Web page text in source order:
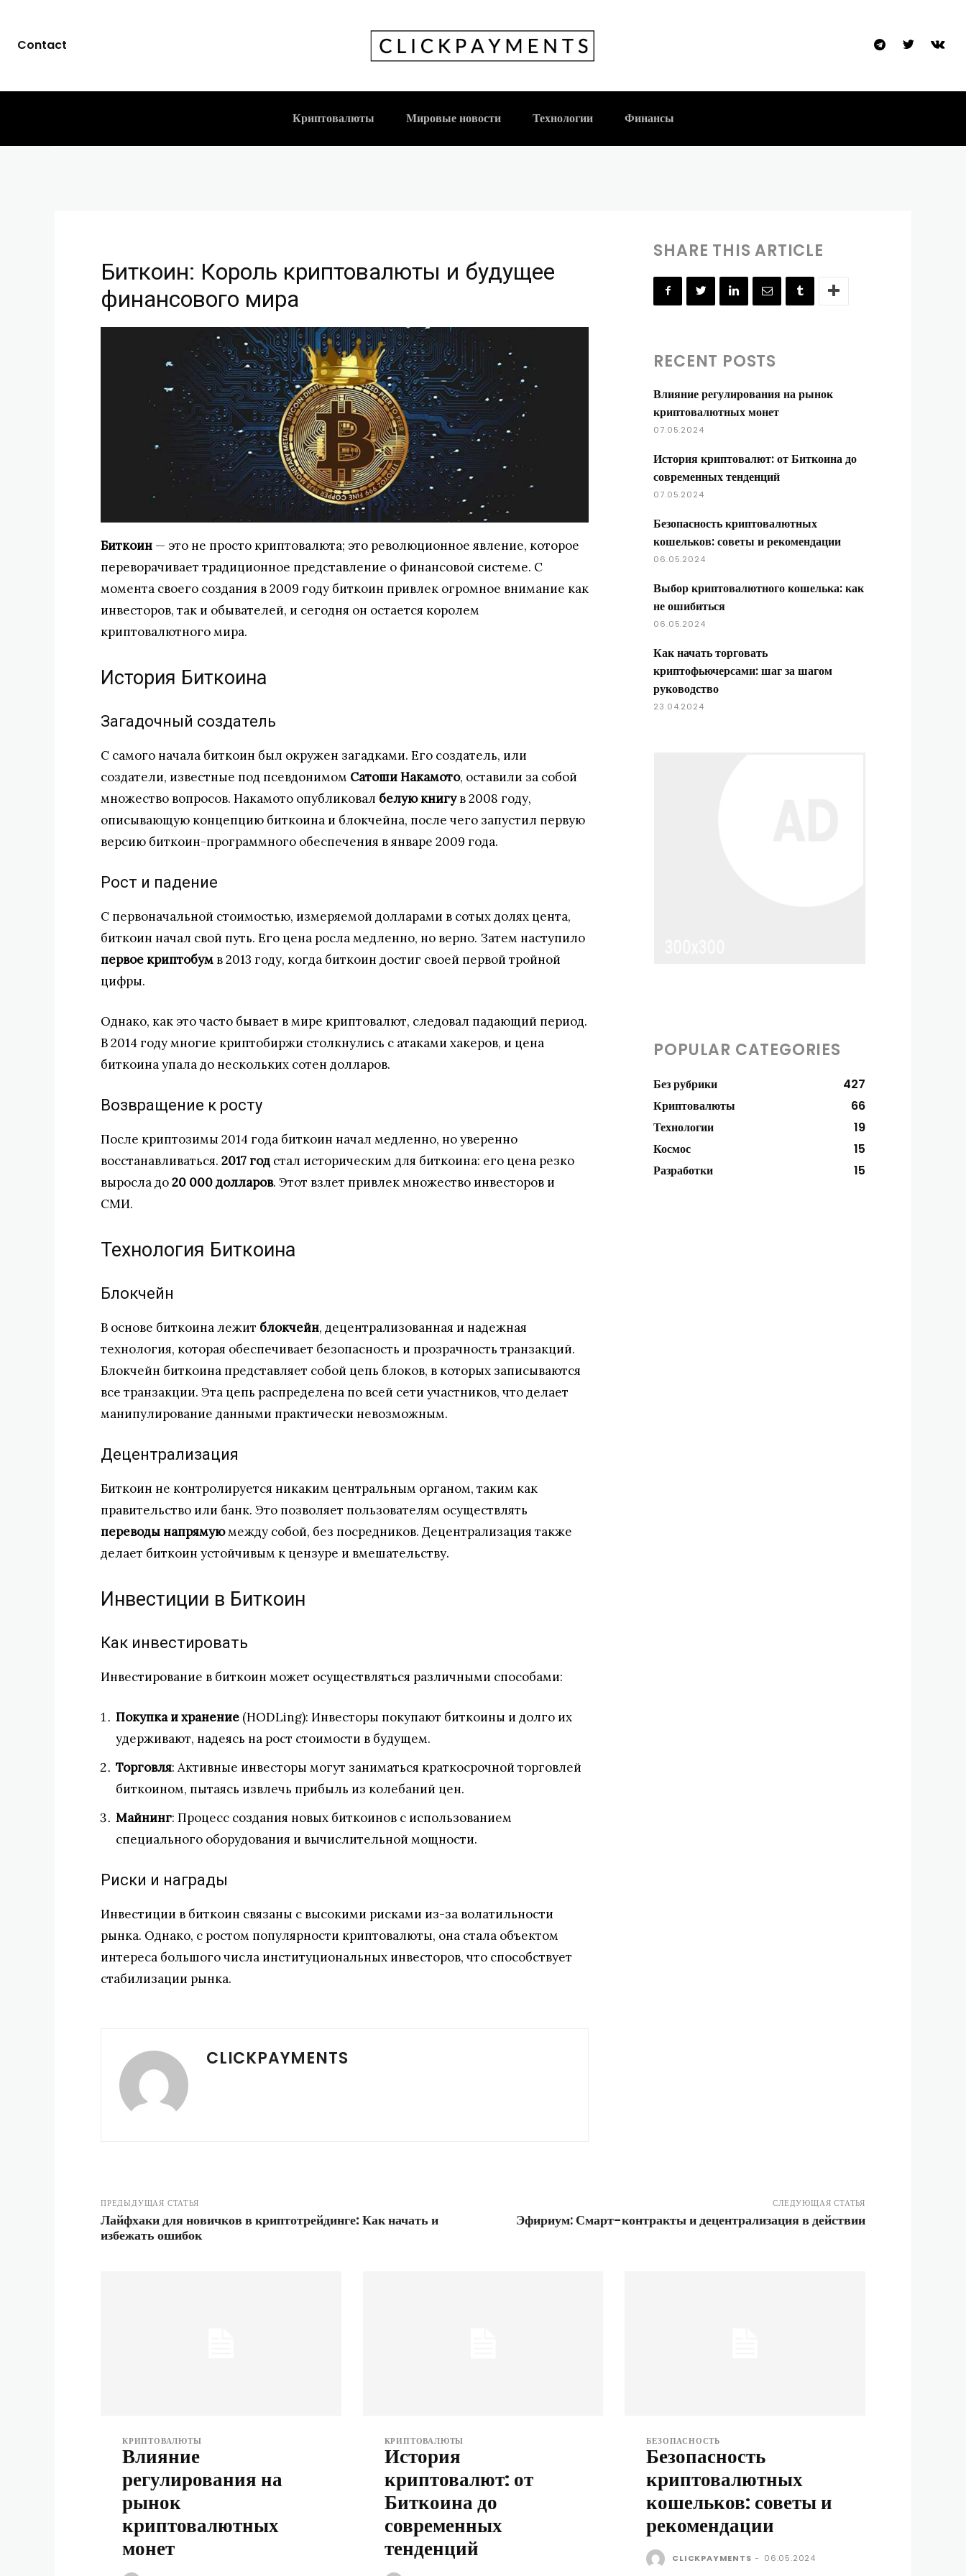
Contact
Криптовалюты Мировые новости Технологии Финансы
Биткоин: Король криптовалюты и будущее
финансового мира
Биткоин: Король криптовалюты и будущее
финансового мира
Биткоин — это не просто криптовалюта; это революционное явление, которое
переворачивает традиционное представление о финансовой системе. С
момента своего создания в 2009 году биткоин привлек огромное внимание как
инвесторов, так и обывателей, и сегодня он остается королем
криптовалютного мира.
История Биткоина
Загадочный создатель
С самого начала биткоин был окружен загадками. Его создатель, или
создатели, известные под псевдонимом Сатоши Накамото, оставили за собой
множество вопросов. Накамото опубликовал белую книгув 2008 году,
описывающую концепцию биткоина и блокчейна, после чего запустил первую
версию биткоин-программного обеспечения в январе 2009 года.
Рост и падение
С первоначальной стоимостью, измеряемой долларами в сотых долях цента,
биткоин начал свой путь. Его цена росла медленно, но верно. Затем наступило
первое криптобум в 2013 году, когда биткоин достиг своей первой тройной
цифры.
Однако, как это часто бывает в мире криптовалют, следовал падающий период.
В 2014 году многие криптобиржи столкнулись с атаками хакеров, и цена
биткоина упала до нескольких сотен долларов.
Возвращение к росту
После криптозимы 2014 года биткоин начал медленно, но уверенно
восстанавливаться. 2017 год стал историческим для биткоина: его цена резко
выросла до20 000 долларов. Этот взлет привлек множество инвесторов и
СМИ.
Технология Биткоина
Блокчейн
В основе биткоина лежит блокчейн, децентрализованная и надежная
технология, которая обеспечивает безопасность и прозрачность транзакций.
Блокчейн биткоина представляет собой цепь блоков, в которых записываются
все транзакции. Эта цепь распределена по всей сети участников, что делает
манипулирование данными практически невозможным.
Децентрализация
Биткоин не контролируется никаким центральным органом, таким как
правительство или банк. Это позволяет пользователям осуществлять
переводы напрямуюмежду собой, без посредников. Децентрализация также
делает биткоин устойчивым к цензуре и вмешательству.
Инвестиции в Биткоин
Как инвестировать
Инвестирование в биткоин может осуществляться различными способами:
Покупка и хранение (HODLing): Инвесторы покупают биткоины и долго их
удерживают, надеясь на рост стоимости в будущем.
Торговля: Активные инвесторы могут заниматься краткосрочной торговлей
биткоином, пытаясь извлечь прибыль из колебаний цен.
Майнинг: Процесс создания новых биткоинов с использованием
специального оборудования и вычислительной мощности.
Риски и награды
Инвестиции в биткоин связаны с высокими рисками из-за волатильности
рынка. Однако, с ростом популярности криптовалюты, она стала объектом
интереса большого числа институциональных инвесторов, что способствует
стабилизации рынка.
CLICKPAYMENTS
SHARE THIS ARTICLE
RECENT POSTS
Влияние регулирования на рынок
криптовалютных монет
07.05.2024
История криптовалют: от Биткоина до
современных тенденций
07.05.2024
Безопасность криптовалютных
кошельков: советы и рекомендации
06.05.2024
Выбор криптовалютного кошелька: как
не ошибиться
06.05.2024
Как начать торговать
криптофьючерсами: шаг за шагом
руководство
23.04.2024
POPULAR CATEGORIES
Без рубрики
427
Криптовалюты
66
Технологии
19
Космос
15
Разработки
15
ПРЕДЫДУЩАЯ СТАТЬЯ
Лайфхаки для новичков в криптотрейдинге: Как начать и
избежать ошибок
СЛЕДУЮЩАЯ СТАТЬЯ
Эфириум: Смарт-контракты и децентрализация в действии
КРИПТОВАЛЮТЫ
Влияние
регулирования на
рынок
криптовалютных
монет
КРИПТОВАЛЮТЫ
История
криптовалют: от
Биткоина до
современных
тенденций
БЕЗОПАСНОСТЬ
Безопасность
криптовалютных
кошельков: советы и
рекомендации
CLICKPAYMENTS - 06.05.2024